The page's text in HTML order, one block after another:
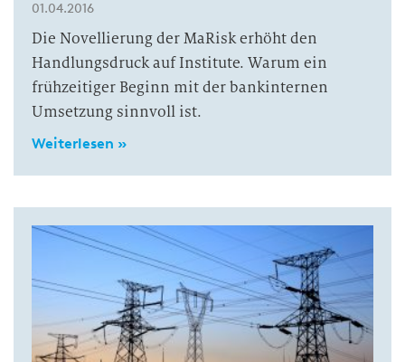
01.04.2016
Die Novellierung der MaRisk erhöht den
Handlungsdruck auf Institute. Warum ein
frühzeitiger Beginn mit der bankinternen
Umsetzung sinnvoll ist.
Weiterlesen »